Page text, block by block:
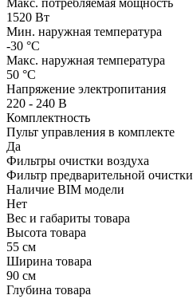
1520 Вт
Мин. наружная температура
-30 °С
Макс. наружная температура
50 °С
Напряжение электропитания
220 - 240 В
Комплектность
Пульт управления в комплекте
Да
Фильтры очистки воздуха
Фильтр предварительной очистки
Наличие BIM модели
Нет
Вес и габариты товара
Высота товара
55 см
Ширина товара
90 см
Глубина товара